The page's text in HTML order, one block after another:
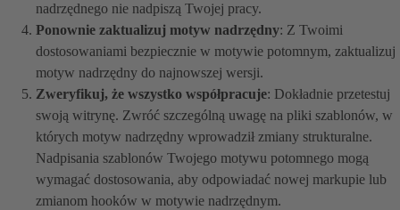
nadrzędnego nie nadpiszą Twojej pracy.
Ponownie zaktualizuj motyw nadrzędny: Z Twoimi
dostosowaniami bezpiecznie w motywie potomnym, zaktualizuj
motyw nadrzędny do najnowszej wersji.
Zweryfikuj, że wszystko współpracuje: Dokładnie przetestuj
swoją witrynę. Zwróć szczególną uwagę na pliki szablonów, w
których motyw nadrzędny wprowadził zmiany strukturalne.
Nadpisania szablonów Twojego motywu potomnego mogą
wymagać dostosowania, aby odpowiadać nowej markupie lub
zmianom hooków w motywie nadrzędnym.